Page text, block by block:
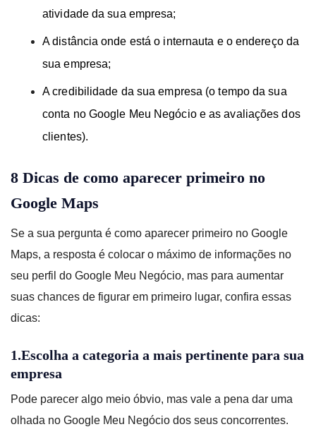
atividade da sua empresa;
A distância onde está o internauta e o endereço da
sua empresa;
A credibilidade da sua empresa (o tempo da sua
conta no Google Meu Negócio e as avaliações dos
clientes).
8 Dicas de como aparecer primeiro no
Google Maps
Se a sua pergunta é como aparecer primeiro no Google
Maps, a resposta é colocar o máximo de informações no
seu perfil do Google Meu Negócio, mas para aumentar
suas chances de figurar em primeiro lugar, confira essas
dicas:
1.Escolha a categoria a mais pertinente para sua
empresa
Pode parecer algo meio óbvio, mas vale a pena dar uma
olhada no Google Meu Negócio dos seus concorrentes.